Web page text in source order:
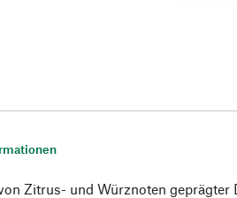
Zitrus- und Würznoten geprägter